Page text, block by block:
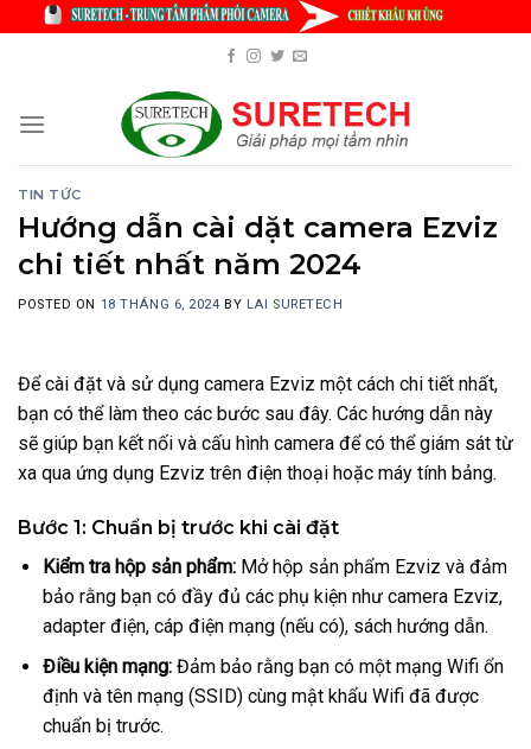
TIN TỨC
Hướng dẫn cài dặt camera Ezviz
chi tiết nhất năm 2024
POSTED ON 18 THÁNG 6, 2024 BY LAI SURETECH
Để cài đặt và sử dụng camera Ezviz một cách chi tiết nhất,
bạn có thể làm theo các bước sau đây. Các hướng dẫn này
sẽ giúp bạn kết nối và cấu hình camera để có thể giám sát từ
xa qua ứng dụng Ezviz trên điện thoại hoặc máy tính bảng.
Bước 1: Chuẩn bị trước khi cài đặt
Kiểm tra hộp sản phẩm:Mở hộp sản phẩm Ezviz và đảm
bảo rằng bạn có đầy đủ các phụ kiện như camera Ezviz,
adapter điện, cáp điện mạng (nếu có), sách hướng dẫn.
Điều kiện mạng:Đảm bảo rằng bạn có một mạng Wifi ổn
định và tên mạng (SSID) cùng mật khẩu Wifi đã được
chuẩn bị trước.